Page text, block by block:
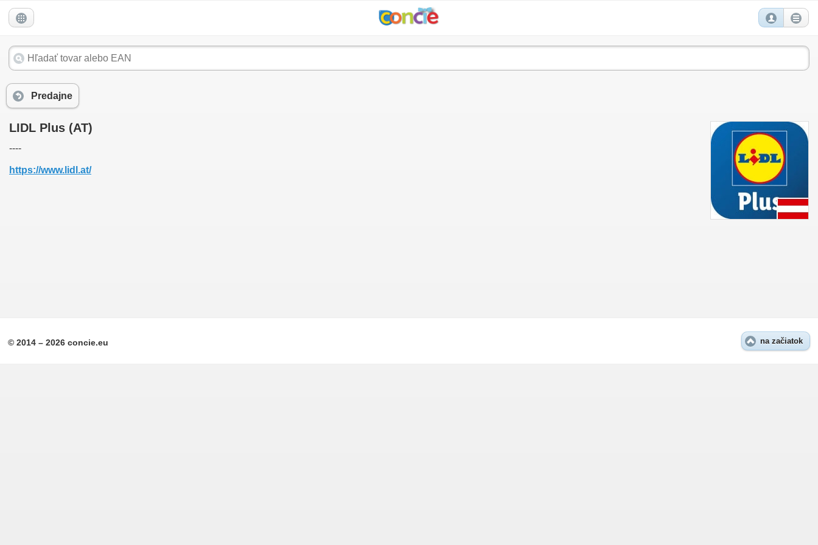
Predajne
LIDL Plus (AT)
----
https://www.lidl.at/
na začiatok
© 2014 – 2026 concie.eu